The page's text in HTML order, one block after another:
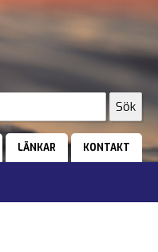
LÄNKAR KONTAKT